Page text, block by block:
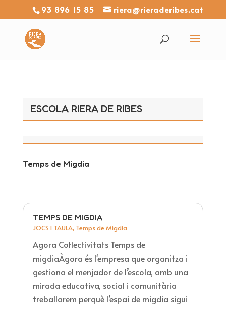
93 896 15 85 riera@rieraderibes.cat
ESCOLA RIERA DE RIBES
Temps de Migdia
TEMPS DE MIGDIA
JOCS I TAULA, Temps de Migdia
Agora Col·lectivitats Temps de
migdiaÀgora és l'empresa que organitza i
gestiona el menjador de l’escola, amb una
mirada educativa, social i comunitària
treballarem perquè l’espai de migdia sigui